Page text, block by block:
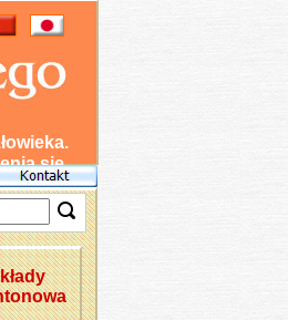
się.